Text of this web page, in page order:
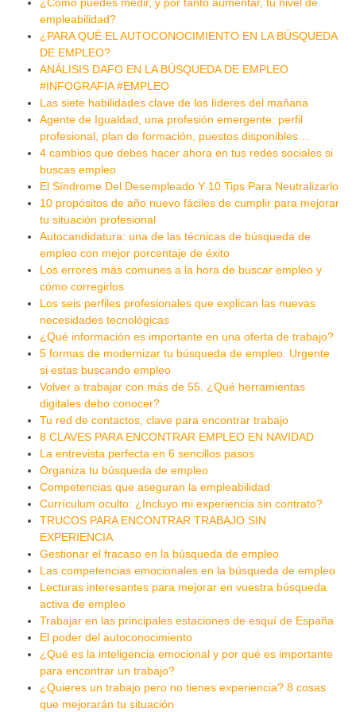
empleabilidad?
¿PARA QUÉ EL AUTOCONOCIMIENTO EN LA BÚSQUEDA
DE EMPLEO?
ANÁLISIS DAFO EN LA BÚSQUEDA DE EMPLEO
#INFOGRAFIA #EMPLEO
Las siete habilidades clave de los líderes del mañana
Agente de Igualdad, una profesión emergente: perfil
profesional, plan de formación, puestos disponibles…
4 cambios que debes hacer ahora en tus redes sociales si
buscas empleo
El Síndrome Del Desempleado Y 10 Tips Para Neutralizarlo
10 propósitos de año nuevo fáciles de cumplir para mejorar
tu situación profesional
Autocandidatura: una de las técnicas de búsqueda de
empleo con mejor porcentaje de éxito
Los errores más comunes a la hora de buscar empleo y
cómo corregirlos
Los seis perfiles profesionales que explican las nuevas
necesidades tecnológicas
¿Qué información es importante en una oferta de trabajo?
5 formas de modernizar tu búsqueda de empleo. Urgente
si estas buscando empleo
Volver a trabajar con más de 55. ¿Qué herramientas
digitales debo conocer?
Tu red de contactos, clave para encontrar trabajo
8 CLAVES PARA ENCONTRAR EMPLEO EN NAVIDAD
La entrevista perfecta en 6 sencillos pasos
Organiza tu búsqueda de empleo
Competencias que aseguran la empleabilidad
Currículum oculto: ¿Incluyo mi experiencia sin contrato?
TRUCOS PARA ENCONTRAR TRABAJO SIN
EXPERIENCIA
Gestionar el fracaso en la búsqueda de empleo
Las competencias emocionales en la búsqueda de empleo
Lecturas interesantes para mejorar en vuestra búsqueda
activa de empleo
Trabajar en las principales estaciones de esquí de España
El poder del autoconocimiento
¿Qué es la inteligencia emocional y por qué es importante
para encontrar un trabajo?
¿Quieres un trabajo pero no tienes experiencia? 8 cosas
que mejorarán tu situación